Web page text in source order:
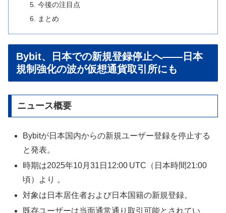
今後の注目点
まとめ
Bybit、日本での新規登録停止へ――日本
規制強化の波が仮想通貨取引所にも
ニュース概要
Bybitが日本国内からの新規ユーザー登録を停止する
と発表。
時期は2025年10月31日12:00 UTC（日本時間21:00
頃）より 。
対象は日本居住者および日本国籍の新規登録。
既存ユーザーは当面通常通り取引可能とされてい